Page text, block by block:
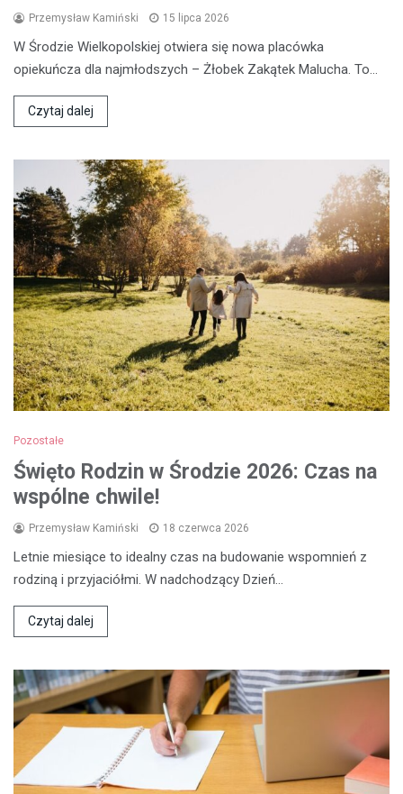
Przemysław Kamiński 15 lipca 2026
W Środzie Wielkopolskiej otwiera się nowa placówka
opiekuńcza dla najmłodszych – Żłobek Zakątek Malucha. To…
Czytaj dalej
Pozostałe
Święto Rodzin w Środzie 2026: Czas na
wspólne chwile!
Przemysław Kamiński 18 czerwca 2026
Letnie miesiące to idealny czas na budowanie wspomnień z
rodziną i przyjaciółmi. W nadchodzący Dzień…
Czytaj dalej